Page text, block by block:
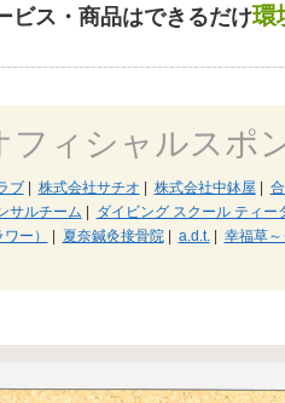
ビス・商品はできるだけ環
フィシャルスポ
ブ| 株式会社サチオ | 株式会社中鉢屋 |
サルチーム | ダイビング スクール ティー
ー）
| 夏奈鍼灸接骨院| a.d.t. | 幸福草